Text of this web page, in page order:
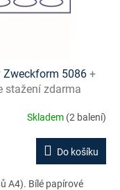
Zweckform 5086 +
stažení zdarma
Skladem (2 balení)
Do košíku
A4). Bílé papírové